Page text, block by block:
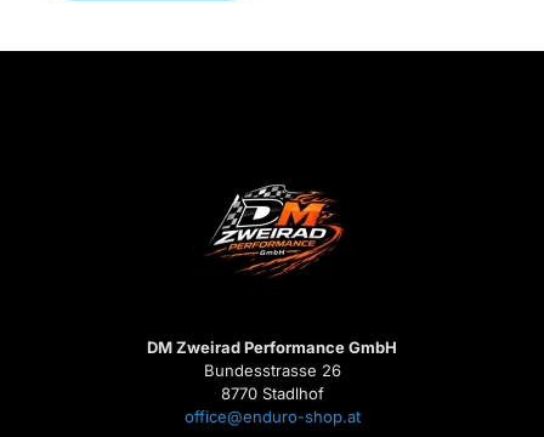
DM Zweirad Performance GmbH
Bundesstrasse 26
8770 Stadlhof
office@enduro-shop.at